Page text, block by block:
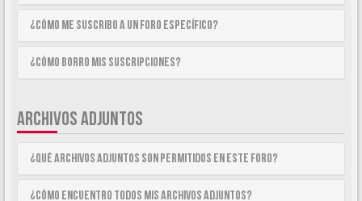
¿Cómo me suscribo a un foro específico?
¿Cómo borro mis suscripciones?
ARCHIVOS ADJUNTOS
¿Qué archivos adjuntos son permitidos en este foro?
¿Cómo encuentro todos mis archivos adjuntos?